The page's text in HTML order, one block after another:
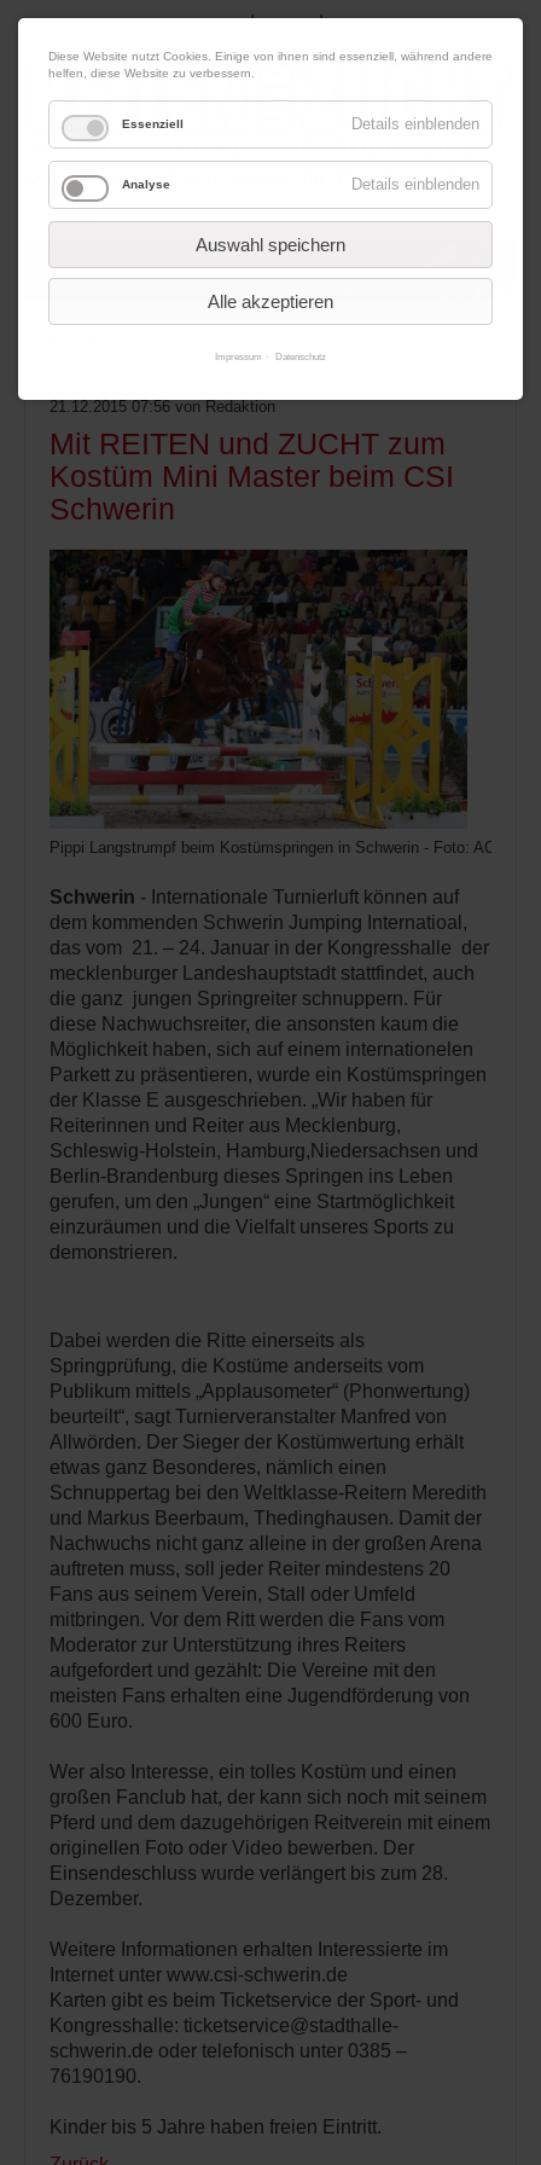
07. August 2026 Impressum|Kontakt|Datenschutz
Werbung
21.12.2015 07:56 von Redaktion
Mit REITEN und ZUCHT zum
Kostüm Mini Master beim CSI
Schwerin
Pippi Langstrumpf beim Kostümspringen in Schwerin - Foto: ACP
Schwerin - Internationale Turnierluft können auf
dem kommenden Schwerin Jumping Internatioal,
das vom 21. – 24. Januar in der Kongresshalle der
mecklenburger Landeshauptstadt stattfindet, auch
die ganz jungen Springreiter schnuppern. Für
diese Nachwuchsreiter, die ansonsten kaum die
Möglichkeit haben, sich auf einem internationelen
Parkett zu präsentieren, wurde ein Kostümspringen
der Klasse E ausgeschrieben. „Wir haben für
Reiterinnen und Reiter aus Mecklenburg,
Schleswig-Holstein, Hamburg,Niedersachsen und
Berlin-Brandenburg dieses Springen ins Leben
gerufen, um den „Jungen“ eine Startmöglichkeit
einzuräumen und die Vielfalt unseres Sports zu
demonstrieren.
Dabei werden die Ritte einerseits als
Springprüfung, die Kostüme anderseits vom
Publikum mittels „Applausometer“ (Phonwertung)
beurteilt“, sagt Turnierveranstalter Manfred von
Allwörden. Der Sieger der Kostümwertung erhält
etwas ganz Besonderes, nämlich einen
Schnuppertag bei den Weltklasse-Reitern Meredith
und Markus Beerbaum, Thedinghausen. Damit der
Nachwuchs nicht ganz alleine in der großen Arena
auftreten muss, soll jeder Reiter mindestens 20
Fans aus seinem Verein, Stall oder Umfeld
mitbringen. Vor dem Ritt werden die Fans vom
Moderator zur Unterstützung ihres Reiters
aufgefordert und gezählt: Die Vereine mit den
meisten Fans erhalten eine Jugendförderung von
600 Euro.
Wer also Interesse, ein tolles Kostüm und einen
großen Fanclub hat, der kann sich noch mit seinem
Pferd und dem dazugehörigen Reitverein mit einem
originellen Foto oder Video bewerben. Der
Einsendeschluss wurde verlängert bis zum 28.
Dezember.
Weitere Informationen erhalten Interessierte im
Internet unter www.csi-schwerin.de
Karten gibt es beim Ticketservice der Sport- und
Kongresshalle: ticketservice@stadthalle-
schwerin.de oder telefonisch unter 0385 –
76190190.
Kinder bis 5 Jahre haben freien Eintritt.
Diese Website nutzt Cookies. Einige von ihnen sind essenziell, während andere
helfen, diese Website zu verbessern.
Essenziell Details einblenden
Analyse Details einblenden
Auswahl speichern
Alle akzeptieren
Impressum Datenschutz